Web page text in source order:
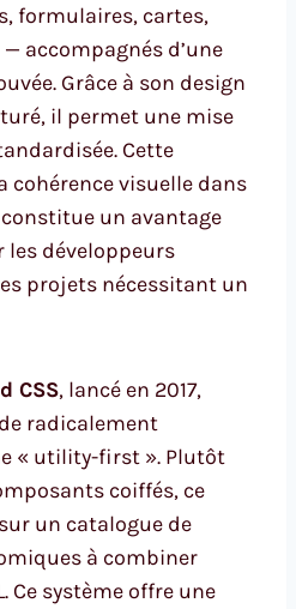
formulaires, cartes,
accompagnés d’une
Grâce à son design
il permet une mise
Cette
visuelle dans
un avantage
les développeurs
projets nécessitant un
CSS, lancé en 2017,
radicalement
« utility-first ». Plutôt
coiffés, ce
un catalogue de
à combiner
Ce système offre une